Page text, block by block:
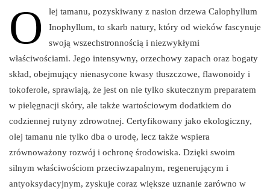
O
lej tamanu, pozyskiwany z nasion drzewa Calophyllum
Inophyllum, to skarb natury, który od wieków fascynuje
swoją wszechstronnością i niezwykłymi
właściwościami. Jego intensywny, orzechowy zapach oraz bogaty
skład, obejmujący nienasycone kwasy tłuszczowe, flawonoidy i
tokoferole, sprawiają, że jest on nie tylko skutecznym preparatem
w pielęgnacji skóry, ale także wartościowym dodatkiem do
codziennej rutyny zdrowotnej. Certyfikowany jako ekologiczny,
olej tamanu nie tylko dba o urodę, lecz także wspiera
zrównoważony rozwój i ochronę środowiska. Dzięki swoim
silnym właściwościom przeciwzapalnym, regenerującym i
antyoksydacyjnym, zyskuje coraz większe uznanie zarówno w